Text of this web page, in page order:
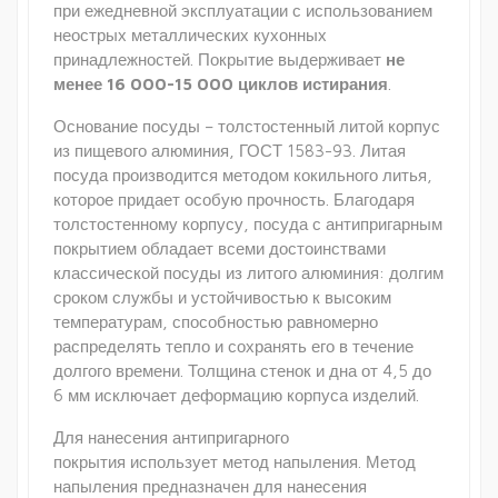
при ежедневной эксплуатации с использованием
неострых металлических кухонных
принадлежностей. Покрытие выдерживает не
менее 16 000-15 000 циклов истирания
Основание посуды – толстостенный литой корпус
из пищевого алюминия, ГОСТ 1583-93. Литая
посуда производится методом кокильного литья,
которое придает особую прочность. Благодаря
толстостенному корпусу, посуда с антипригарным
покрытием обладает всеми достоинствами
классической посуды из литого алюминия: долгим
сроком службы и устойчивостью к высоким
температурам, способностью равномерно
распределять тепло и сохранять его в течение
долгого времени. Толщина стенок и дна от 4,5 до
6 мм исключает деформацию корпуса изделий.
Для нанесения антипригарного
покрытия использует метод напыления. Метод
напыления предназначен для нанесения